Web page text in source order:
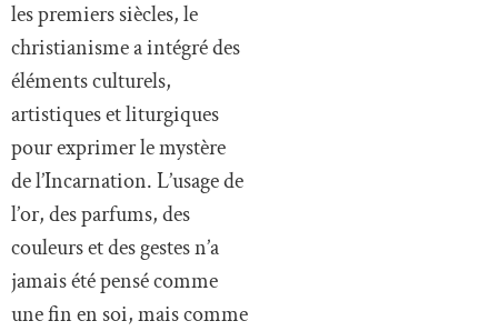
les premiers siècles, le
christianisme a intégré des
éléments culturels,
artistiques et liturgiques
pour exprimer le mystère
de l’Incarnation. L’usage de
l’or, des parfums, des
couleurs et des gestes n’a
jamais été pensé comme
une fin en soi, mais comme